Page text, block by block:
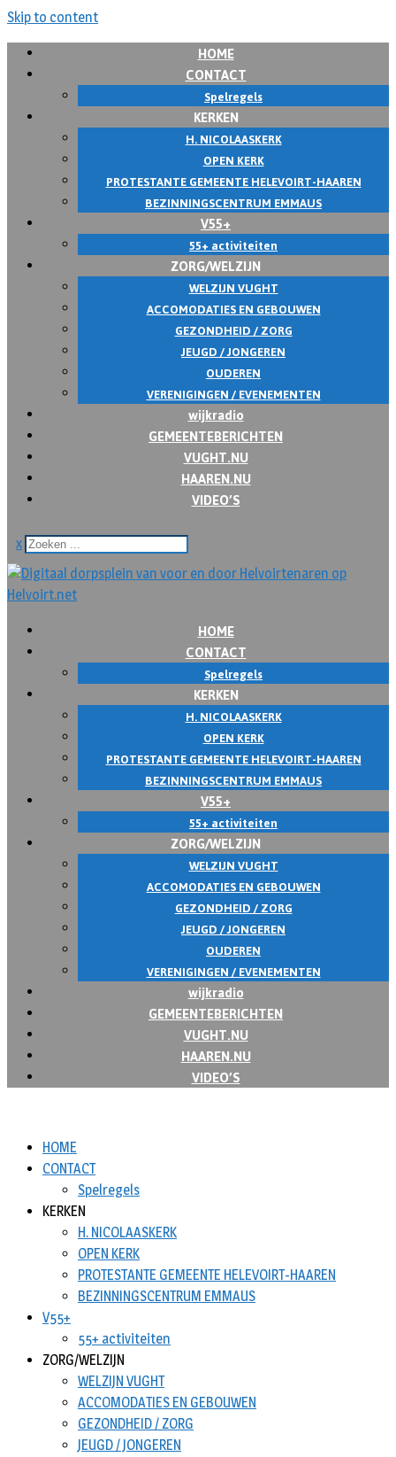
Skip to content
HOME
CONTACT
Spelregels
KERKEN
H. NICOLAASKERK
OPEN KERK
PROTESTANTE GEMEENTE HELEVOIRT-HAAREN
BEZINNINGSCENTRUM EMMAUS
V55+
55+ activiteiten
ZORG/WELZIJN
WELZIJN VUGHT
ACCOMODATIES EN GEBOUWEN
GEZONDHEID / ZORG
JEUGD / JONGEREN
OUDEREN
VERENIGINGEN / EVENEMENTEN
wijkradio
GEMEENTEBERICHTEN
VUGHT.NU
HAAREN.NU
VIDEO’S
x
HOME
CONTACT
Spelregels
KERKEN
H. NICOLAASKERK
OPEN KERK
PROTESTANTE GEMEENTE HELEVOIRT-HAAREN
BEZINNINGSCENTRUM EMMAUS
V55+
55+ activiteiten
ZORG/WELZIJN
WELZIJN VUGHT
ACCOMODATIES EN GEBOUWEN
GEZONDHEID / ZORG
JEUGD / JONGEREN
OUDEREN
VERENIGINGEN / EVENEMENTEN
wijkradio
GEMEENTEBERICHTEN
VUGHT.NU
HAAREN.NU
VIDEO’S
HOME
CONTACT
Spelregels
KERKEN
H. NICOLAASKERK
OPEN KERK
PROTESTANTE GEMEENTE HELEVOIRT-HAAREN
BEZINNINGSCENTRUM EMMAUS
V55+
55+ activiteiten
ZORG/WELZIJN
WELZIJN VUGHT
ACCOMODATIES EN GEBOUWEN
GEZONDHEID / ZORG
JEUGD / JONGEREN